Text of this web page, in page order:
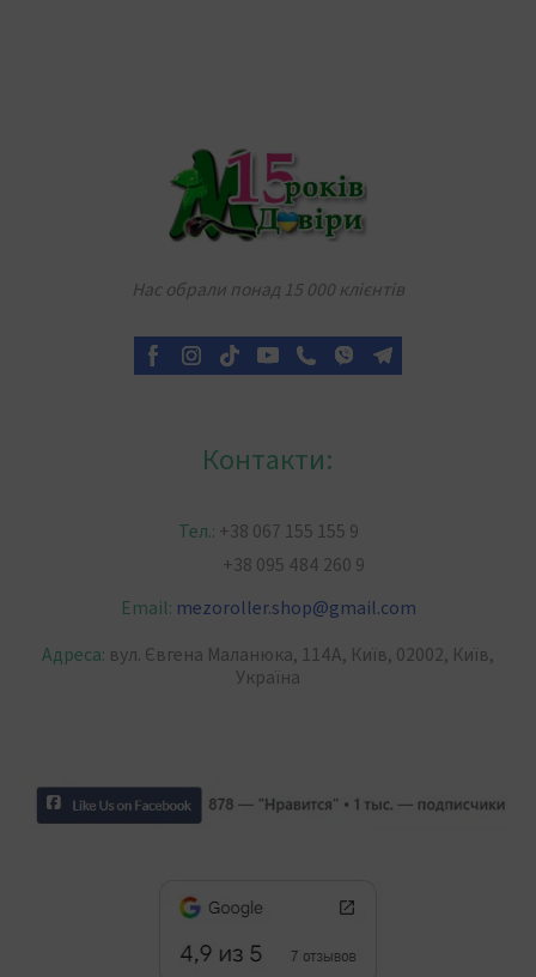
Нас обрали понад 15 000 клієнтів
Контакти:
Тел.: +38 067 155 155 9
+38 095 484 260 9
Email: mezoroller.shop@gmail.com
Адреса: вул. Євгена Маланюка, 114А, Київ, 02002, Київ,
Україна